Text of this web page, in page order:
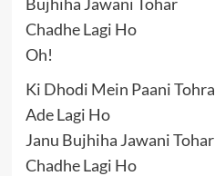
Chadhe Lagi Ho
Oh!
Ki Dhodi Mein Paani Tohra
Ade Lagi Ho
Janu Bujhiha Jawani Tohar
Chadhe Lagi Ho